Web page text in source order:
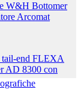
W&H Bottomer
Arcomat
tail-end FLEXA
AD 8300 con